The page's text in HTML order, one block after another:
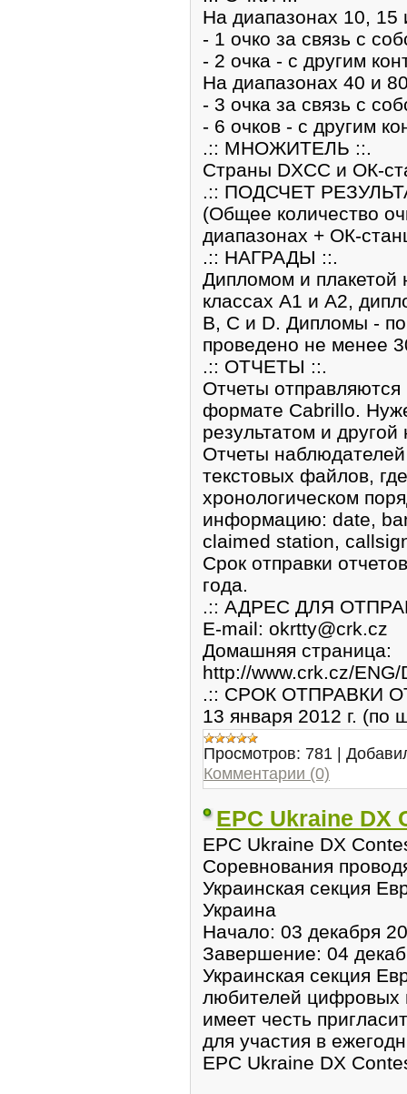
На диапазонах 10, 15
- 1 очко за связь с
- 2 очка - с другим
На диапазонах 40 и
- 3 очка за связь с
- 6 очков - с другим
.:: МНОЖИТЕЛЬ ::.
Cтраны DXCC и ОК-
.:: ПОДСЧЕТ
(Общее количество
диапазонах + ОК-
.:: НАГРАДЫ ::.
Дипломом и плакетой
классах А1 и A2,
B, C и D. Дипломы -
проведено не менее
.:: ОТЧЕТЫ ::.
Отчеты отправляются
формате Cabrillo.
результатом и
Отчеты
текстовых файлов,
хронологическом
информацию: date,
claimed station,
Срок отправки
года.
.:: АДРЕС ДЛЯ
E-mail: okrtty@crk.cz
Домашняя страница:
http://www.crk.cz/ENG/
.:: СРОК ОТПРАВКИ
13 января 2012 г. (по
Просмотров: 781 |
Комментарии (0)
EPC Ukraine DX
EPC Ukraine DX
Соревнования
Украинская секция
Украина
Начало: 03 декабря
Завершение: 04
Украинская секция
любителей цифровых
имеет честь
для участия в
EPC Ukraine DX